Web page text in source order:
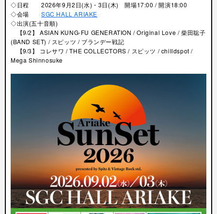
◇日程 2026年9月2日(水)・3日(木) 開場17:00 / 開演18:00
◇会場SGC HALL ARIAKE
◇出演(五十音順)
【9/2】 ASIAN KUNG-FU GENERATION / Original Love / 柴田聡子
(BAND SET) / スピッツ / ブランデー戦記
【9/3】 コレサワ / THE COLLECTORS / スピッツ / chilldspot /
Mega Shinnosuke